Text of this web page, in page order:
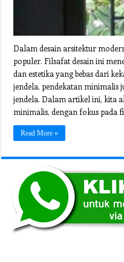
Dalam desain arsitektur
populer. Filsafat desain ini
dan estetika yang bebas dari
jendela, pendekatan minimalis
jendela. Dalam artikel ini, kita
minimalis, dengan fokus pada
Read More »